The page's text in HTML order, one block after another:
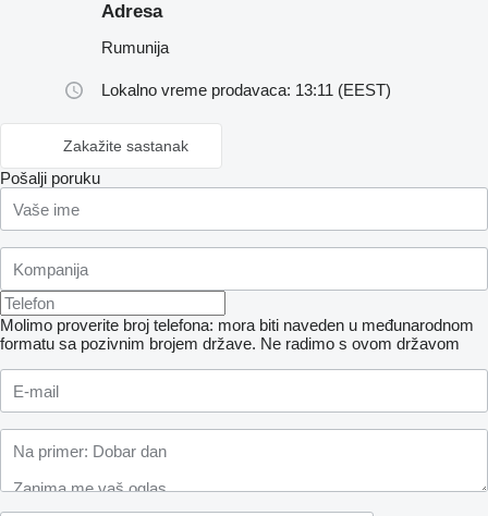
Adresa
Rumunija
Lokalno vreme prodavaca: 13:11 (EEST)
Zakažite sastanak
Pošalji poruku
Molimo proverite broj telefona: mora biti naveden u međunarodnom
formatu sa pozivnim brojem države. Ne radimo s ovom državom